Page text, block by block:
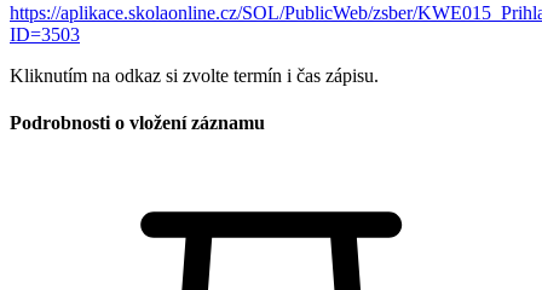
https://aplikace.skolaonline.cz/SOL/PublicWeb/zsber/
ID=3503
Kliknutím na odkaz si zvolte termín i čas zápisu.
Podrobnosti o vložení záznamu